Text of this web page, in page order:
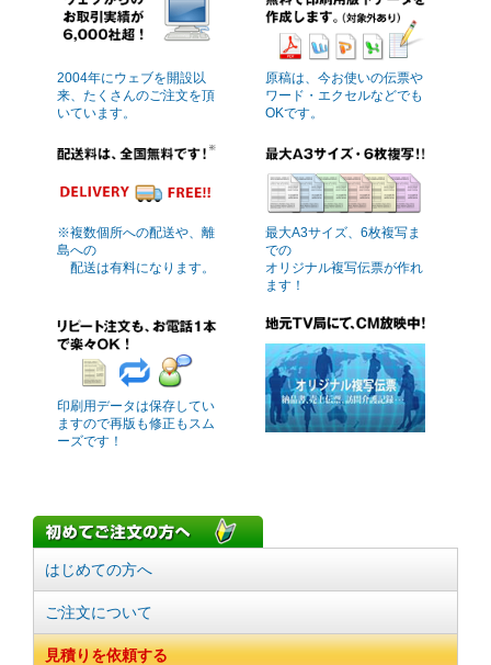
2004年にウェブを開設以
来、たくさんのご注文を頂
いています。
原稿は、今お使いの伝票や
ワード・エクセルなどでも
OKです。
※複数個所への配送や、離
島への
配送は有料になります。
最大A3サイズ、6枚複写ま
での
オリジナル複写伝票が作れ
ます！
印刷用データは保存してい
ますので再版も修正もスム
ーズです！
はじめての方へ
ご注文について
見積りを依頼する